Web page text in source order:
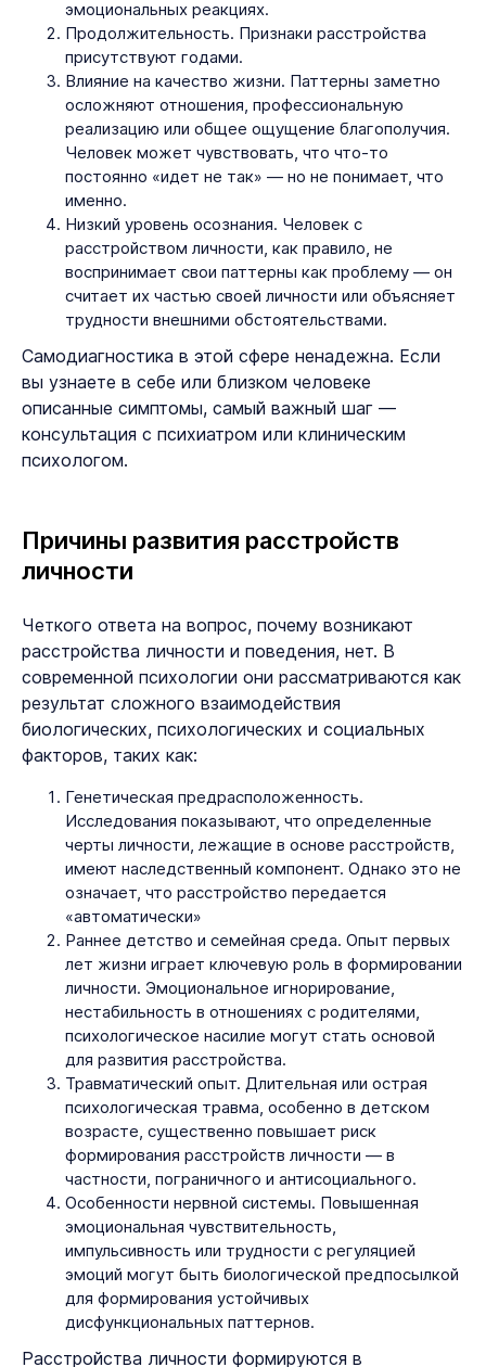
эмоциональных реакциях.
Продолжительность. Признаки расстройства
присутствуют годами.
Влияние на качество жизни. Паттерны заметно
осложняют отношения, профессиональную
реализацию или общее ощущение благополучия.
Человек может чувствовать, что что-то
постоянно «идет не так» — но не понимает, что
именно.
Низкий уровень осознания. Человек с
расстройством личности, как правило, не
воспринимает свои паттерны как проблему — он
считает их частью своей личности или объясняет
трудности внешними обстоятельствами.
Самодиагностика в этой сфере ненадежна. Если
вы узнаете в себе или близком человеке
описанные симптомы, самый важный шаг —
консультация с психиатром или клиническим
психологом.
Причины развития расстройств
личности
Четкого ответа на вопрос, почему возникают
расстройства личности и поведения, нет. В
современной психологии они рассматриваются как
результат сложного взаимодействия
биологических, психологических и социальных
факторов, таких как:
Генетическая предрасположенность.
Исследования показывают, что определенные
черты личности, лежащие в основе расстройств,
имеют наследственный компонент. Однако это не
означает, что расстройство передается
«автоматически»
Раннее детство и семейная среда. Опыт первых
лет жизни играет ключевую роль в формировании
личности. Эмоциональное игнорирование,
нестабильность в отношениях с родителями,
психологическое насилие могут стать основой
для развития расстройства.
Травматический опыт. Длительная или острая
психологическая травма, особенно в детском
возрасте, существенно повышает риск
формирования расстройств личности — в
частности, пограничного и антисоциального.
Особенности нервной системы. Повышенная
эмоциональная чувствительность,
импульсивность или трудности с регуляцией
эмоций могут быть биологической предпосылкой
для формирования устойчивых
дисфункциональных паттернов.
Расстройства личности формируются в